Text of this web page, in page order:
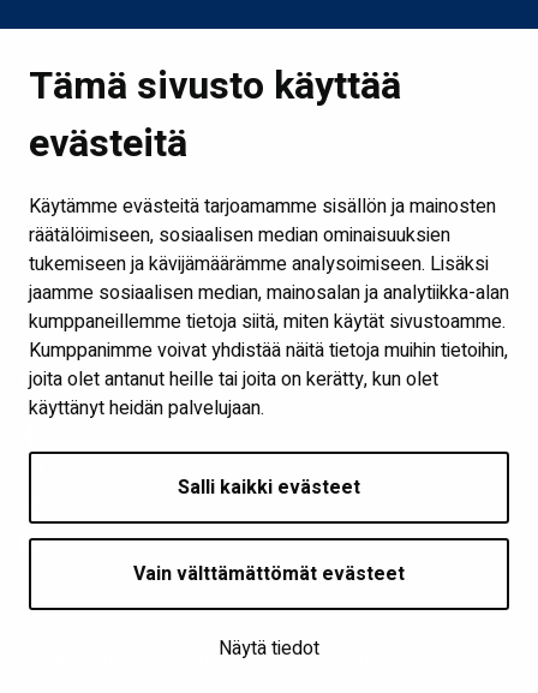
Tämä sivusto käyttää
evästeitä
Käytämme evästeitä tarjoamamme sisällön ja mainosten
räätälöimiseen, sosiaalisen median ominaisuuksien
tukemiseen ja kävijämäärämme analysoimiseen. Lisäksi
jaamme sosiaalisen median, mainosalan ja analytiikka-alan
kumppaneillemme tietoja siitä, miten käytät sivustoamme.
Kumppanimme voivat yhdistää näitä tietoja muihin tietoihin,
joita olet antanut heille tai joita on kerätty, kun olet
käyttänyt heidän palvelujaan.
Salli kaikki evästeet
Vain välttämättömät evästeet
Näytä tiedot
Kirjastot ja aukioloajat
Ota yhteyttä
Verkkokirjasto
Kaikki kirjaston some-kanavat
Näytä evästeasetukseni
Seuraa meitä
| © Seinäjoen kaupunginkirjasto 2026